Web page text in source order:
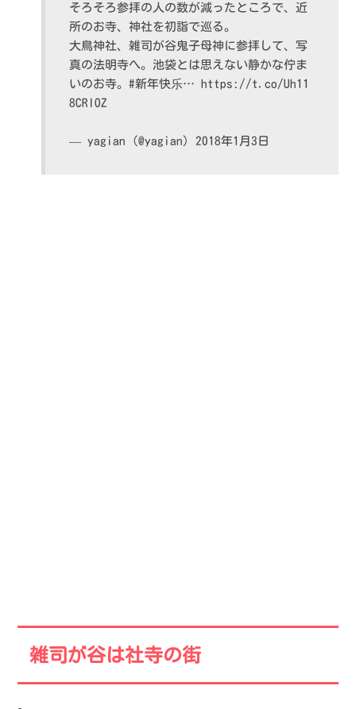
そろそろ参拝の人の数が減ったところで、近
所のお寺、神社を初詣で巡る。
大鳥神社、雑司が谷鬼子母神に参拝して、写
真の法明寺へ。池袋とは思えない静かな佇ま
いのお寺。#新年快乐…https://t.co/Uh11
8CRlOZ
— yagian (@yagian) 2018年1月3日
雑司が谷は社寺の街